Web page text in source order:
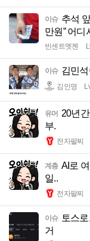
이슈 추석
만원” 어디
빈센트멧젠
이슈 김민
김인영
유머 20년
부.
전자팔찌
계층 AI로
일..
전자팔찌
이슈
토스
거